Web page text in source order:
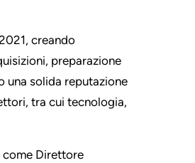
creando
preparazione
una solida reputazione
tra cui tecnologia,
come Direttore